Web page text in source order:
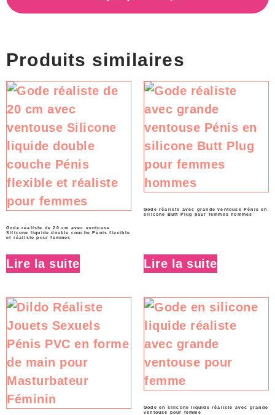
Produits similaires
Gode réaliste de 20 cm avec ventouse
Silicone liquide double couche Pénis flexible
et réaliste pour femmes
Lire la suite
Gode réaliste avec grande ventouse Pénis en
silicone Butt Plug pour femmes hommes
Lire la suite
Gode en silicone liquide réaliste avec grande
ventouse pour femme